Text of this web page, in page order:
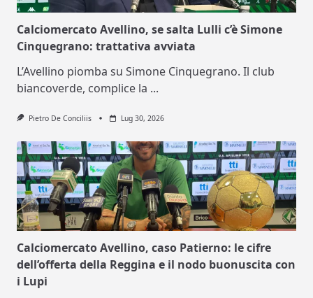
Calciomercato Avellino, se salta Lulli c’è Simone
Cinquegrano: trattativa avviata
L’Avellino piomba su Simone Cinquegrano. Il club
biancoverde, complice la ...
Pietro De Conciliis Lug 30, 2026
Calciomercato Avellino, caso Patierno: le cifre
dell’offerta della Reggina e il nodo buonuscita con
i Lupi